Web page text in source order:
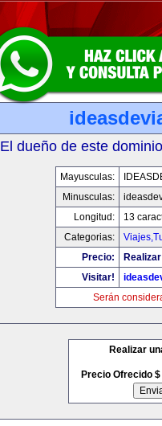
El dueño de este
Mayusculas:
Minusculas:
Longitud:
13
Categorias:
Precio:
Visitar!
Serán
Realizar
Precio Ofrecido $